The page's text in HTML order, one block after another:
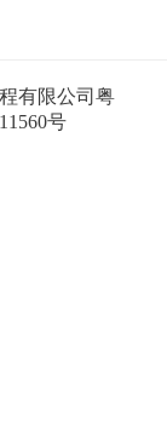
有限公司粤
号